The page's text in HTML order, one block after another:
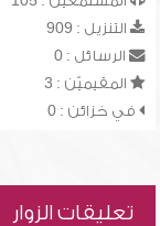
التنزيل : 909
الرسائل : 0
المقيميّن : 3
في خزائن : 0
تعليقات الزوار